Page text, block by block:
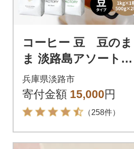
コーヒー 豆 豆のま
ま 淡路島アソートセ
ット 3種 2kg(500g×計
4袋) at14503
兵庫県淡路市
寄付金額 15,000円
（258件）